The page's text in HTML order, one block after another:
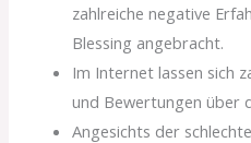
zahlreiche negative
Blessing angebracht.
Im Internet lassen sich
und Bewertungen über
Angesichts der